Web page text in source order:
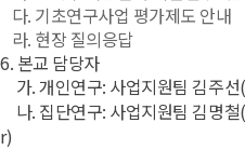
다. 기초연구사업 평가제도 안내
라. 현장 질의응답
6. 본교 담당자
가.개인연구: 사업지원팀 김주선
나. 집단연구: 사업지원팀 김명철
r)